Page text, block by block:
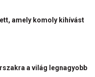
amely komoly kihívást
a világ legnagyobb